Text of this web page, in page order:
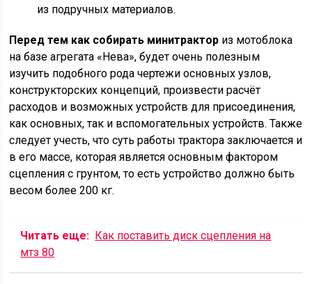
из подручных материалов.
Перед тем как собирать минитрактор из мотоблока
на базе агрегата «Нева», будет очень полезным
изучить подобного рода чертежи основных узлов,
конструкторских концепций, произвести расчёт
расходов и возможных устройств для присоединения,
как основных, так и вспомогательных устройств. Также
следует учесть, что суть работы трактора заключается и
в его массе, которая является основным фактором
сцепления с грунтом, то есть устройство должно быть
весом более 200 кг.
Читать еще: Как поставить диск сцепления на
мтз 80